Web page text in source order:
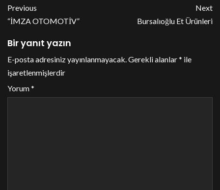
Previous
“İMZA OTOMOTİV”
Next
Bursalıoğlu Et Ürünleri
Bir yanıt yazın
E-posta adresiniz yayınlanmayacak.Gerekli alanlar* ile
işaretlenmişlerdir
Yorum*